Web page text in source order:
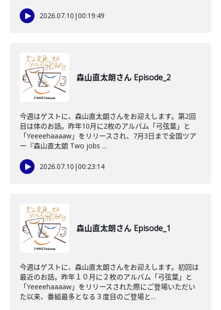
2026.07.10 |00:19:49
森山直太朗さん Episode_2
今週はゲストに、森山直太朗さんをお迎えします。第2回
目は体のお話。昨年10月に2枚のアルバム「弓弦葉」と
「Yeeeehaaaaw」をリリースされ、7月3日まで全国ツア
ー『森山直太朗 Two jobs ...
2026.07.10 |00:23:14
森山直太朗さん Episode_1
今週はゲストに、森山直太朗さんをお迎えします。初回は
最近のお話。昨年１０月に２枚のアルバム「弓弦葉」と
「Yeeeehaaaaw」をリリースされた際にご登場いただい
た以来、番組最多となる３度目のご登場と...